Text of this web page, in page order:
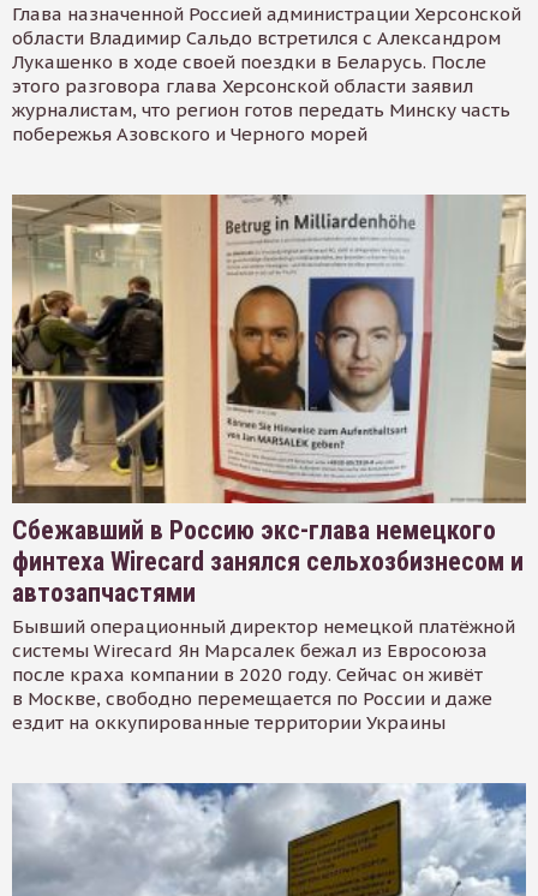
Глава назначенной Россией администрации Херсонской
области Владимир Сальдо встретился с Александром
Лукашенко в ходе своей поездки в Беларусь. После
этого разговора глава Херсонской области заявил
журналистам, что регион готов передать Минску часть
побережья Азовского и Черного морей
Сбежавший в Россию экс-глава немецкого
финтеха Wirecard занялся сельхозбизнесом и
автозапчастями
Бывший операционный директор немецкой платёжной
системы Wirecard Ян Марсалек бежал из Евросоюза
после краха компании в 2020 году. Сейчас он живёт
в Москве, свободно перемещается по России и даже
ездит на оккупированные территории Украины